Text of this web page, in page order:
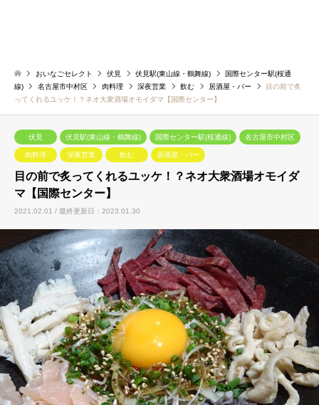
おいなごセレクト 伏見 伏見駅(東山線・鶴舞線)
国際センター駅(桜通
線)
名古屋市中村区 肉料理 深夜営業 飲む 居酒屋・バー
目の前で炙
ってくれるユッケ！？ネオ大衆酒場オモイダマ【国際センター】
伏見 伏見駅(東山線・鶴舞線) 国際センター駅(桜通線) 名古屋市中村区
肉料理 深夜営業 飲む 居酒屋・バー
目の前で炙ってくれるユッケ！？ネオ大衆酒場オモイダ
マ【国際センター】
2021.02.01 / 最終更新日：2023.01.30